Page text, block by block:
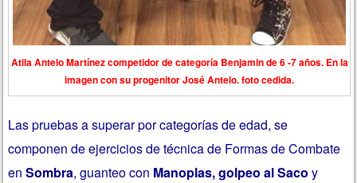
Atila Antelo Martínez competidor de categoría Benjamin de 6 -7 años. En la
imagen con su progenitor José Antelo. foto cedida.
Las pruebas a superar por categorías de edad, se
componen de ejercicios de técnica de Formas de Combate
enSombra, guanteo con Manoplas, golpeo al Saco y